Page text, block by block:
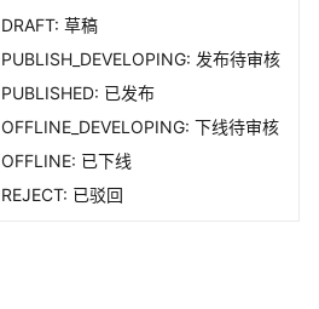
DRAFT: 草稿
PUBLISH_DEVELOPING: 发布待审核
PUBLISHED: 已发布
OFFLINE_DEVELOPING: 下线待审核
OFFLINE: 已下线
REJECT: 已驳回